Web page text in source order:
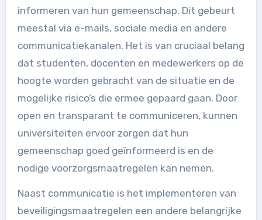
informeren van hun gemeenschap. Dit gebeurt
meestal via e-mails, sociale media en andere
communicatiekanalen. Het is van cruciaal belang
dat studenten, docenten en medewerkers op de
hoogte worden gebracht van de situatie en de
mogelijke risico’s die ermee gepaard gaan. Door
open en transparant te communiceren, kunnen
universiteiten ervoor zorgen dat hun
gemeenschap goed geïnformeerd is en de
nodige voorzorgsmaatregelen kan nemen.
Naast communicatie is het implementeren van
beveiligingsmaatregelen een andere belangrijke